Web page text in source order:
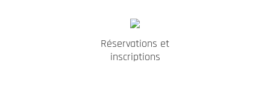
Réservations et
inscriptions